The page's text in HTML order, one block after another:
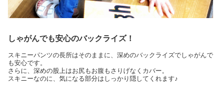
しゃがんでも安心のバックライズ！
スキニーパンツの長所はそのままに、深めのバックライズでしゃがんで
も安心です。
さらに、深めの股上はお尻もお腹もさりげなくカバー。
スキニーなのに、気になる部分はしっかり隠してくれます♪